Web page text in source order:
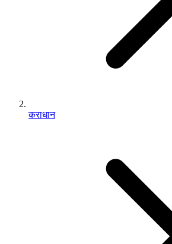
कराधान